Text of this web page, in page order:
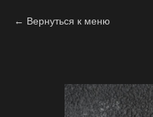
Вернуться к меню